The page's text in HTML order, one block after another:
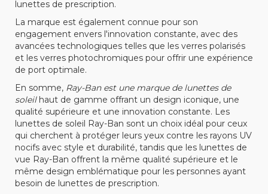
lunettes de prescription.
La marque est également connue pour son
engagement envers l'innovation constante, avec des
avancées technologiques telles que les verres polarisés
et les verres photochromiques pour offrir une expérience
de port optimale.
En somme, Ray-Ban est une marque de lunettes de
soleilhaut de gamme offrant un design iconique, une
qualité supérieure et une innovation constante. Les
lunettes de soleil Ray-Ban sont un choix idéal pour ceux
qui cherchent à protéger leurs yeux contre les rayons UV
nocifs avec style et durabilité, tandis que les lunettes de
vue Ray-Ban offrent la même qualité supérieure et le
même design emblématique pour les personnes ayant
besoin de lunettes de prescription.